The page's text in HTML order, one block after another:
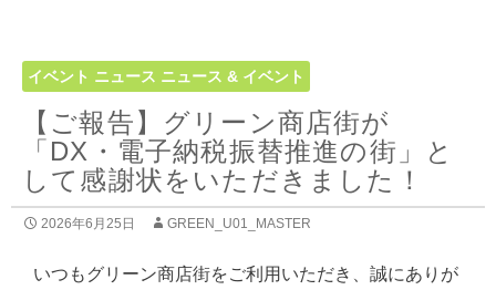
イベント ニュース ニュース & イベント
【ご報告】グリーン商店街が
「DX・電子納税振替推進の街」と
して感謝状をいただきました！
2026年6月25日 GREEN_U01_MASTER
いつもグリーン商店街をご利用いただき、誠にありが